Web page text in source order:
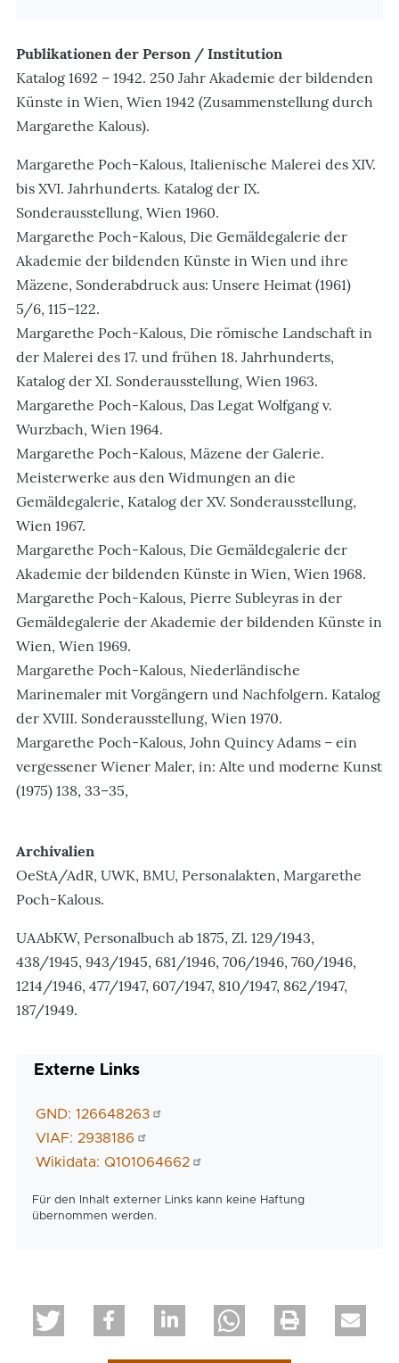
Publikationen der Person / Institution
Katalog 1692 – 1942. 250 Jahr Akademie der bildenden
Künste in Wien, Wien 1942 (Zusammenstellung durch
Margarethe Kalous).
Margarethe Poch-Kalous, Italienische Malerei des XIV.
bis XVI. Jahrhunderts. Katalog der IX.
Sonderausstellung, Wien 1960.
Margarethe Poch-Kalous, Die Gemäldegalerie der
Akademie der bildenden Künste in Wien und ihre
Mäzene, Sonderabdruck aus: Unsere Heimat (1961)
5/6, 115–122.
Margarethe Poch-Kalous, Die römische Landschaft in
der Malerei des 17. und frühen 18. Jahrhunderts,
Katalog der XI. Sonderausstellung, Wien 1963.
Margarethe Poch-Kalous, Das Legat Wolfgang v.
Wurzbach, Wien 1964.
Margarethe Poch-Kalous, Mäzene der Galerie.
Meisterwerke aus den Widmungen an die
Gemäldegalerie, Katalog der XV. Sonderausstellung,
Wien 1967.
Margarethe Poch-Kalous, Die Gemäldegalerie der
Akademie der bildenden Künste in Wien, Wien 1968.
Margarethe Poch-Kalous, Pierre Subleyras in der
Gemäldegalerie der Akademie der bildenden Künste in
Wien, Wien 1969.
Margarethe Poch-Kalous, Niederländische
Marinemaler mit Vorgängern und Nachfolgern. Katalog
der XVIII. Sonderausstellung, Wien 1970.
Margarethe Poch-Kalous, John Quincy Adams – ein
vergessener Wiener Maler, in: Alte und moderne Kunst
(1975) 138, 33–35,
Archivalien
OeStA/AdR, UWK, BMU, Personalakten, Margarethe
Poch-Kalous.
UAAbKW, Personalbuch ab 1875, Zl. 129/1943,
438/1945, 943/1945, 681/1946, 706/1946, 760/1946,
1214/1946, 477/1947, 607/1947, 810/1947, 862/1947,
187/1949.
Externe Links
GND: 126648263
VIAF: 2938186
Wikidata: Q101064662
Für den Inhalt externer Links kann keine Haftung
übernommen werden.